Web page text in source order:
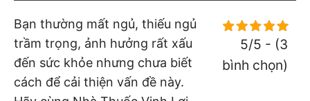
5/5 - (3
bình chọn)
Bạn thường mất ngủ, thiếu ngủ
trầm trọng, ảnh hưởng rất xấu
đến sức khỏe nhưng chưa biết
cách để cải thiện vấn đề này.